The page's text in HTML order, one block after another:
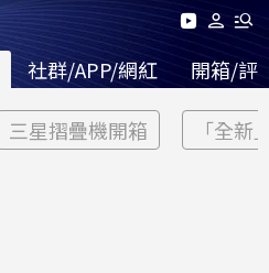
社群/APP/網紅 開箱/評
三星摺疊機開箱 「全新